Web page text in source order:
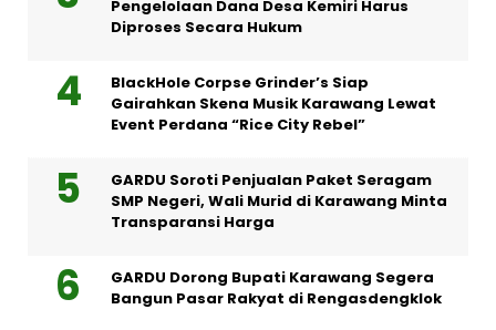
Pengelolaan Dana Desa Kemiri Harus
Diproses Secara Hukum
BlackHole Corpse Grinder’s Siap
Gairahkan Skena Musik Karawang Lewat
Event Perdana “Rice City Rebel”
GARDU Soroti Penjualan Paket Seragam
SMP Negeri, Wali Murid di Karawang Minta
Transparansi Harga
GARDU Dorong Bupati Karawang Segera
Bangun Pasar Rakyat di Rengasdengklok